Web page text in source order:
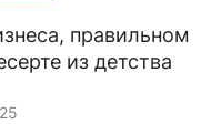
правильном
из детства